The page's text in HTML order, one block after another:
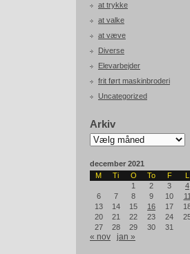
at trykke
at valke
at væve
Diverse
Elevarbejder
frit ført maskinbroderi
Uncategorized
Arkiv
Arkiv
december 2021
M
Ti O To F L
1
2 3 4
6
7 8 9 10 11
13
14 15 16 17
20
21 22 23 24
27
28 29 30 31
« nov jan »